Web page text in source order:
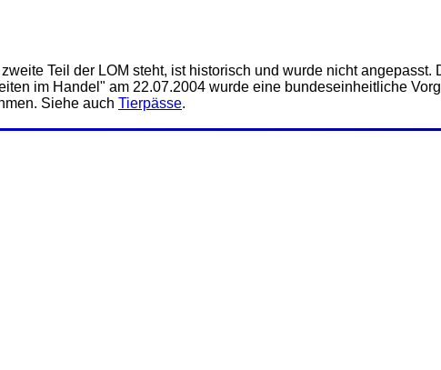
Teil der LOM steht, ist historisch und wurde nicht angepasst.
im Handel" am 22.07.2004 wurde eine bundeseinheitliche
Siehe auch Tierpässe.